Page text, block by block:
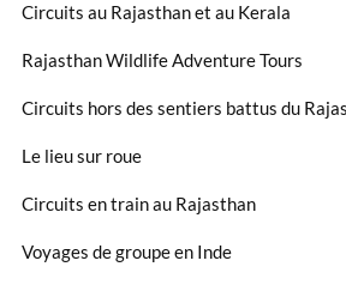
Circuits au Rajasthan et au Kerala
Rajasthan Wildlife Adventure Tours
Circuits hors des sentiers battus du
Le lieu sur roue
Circuits en train au Rajasthan
Voyages de groupe en Inde